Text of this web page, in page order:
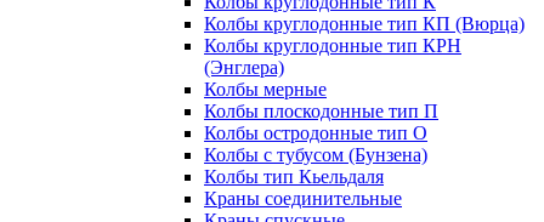
Колбы круглодонные тип КП (Вюрца)
Колбы круглодонные тип КРН
(Энглера)
Колбы мерные
Колбы плоскодонные тип П
Колбы остродонные тип О
Колбы с тубусом (Бунзена)
Колбы тип Кьельдаля
Краны соединительные